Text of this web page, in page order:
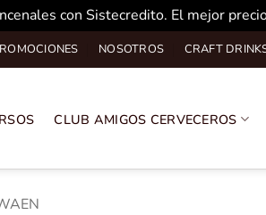
con Sistecredito. El mejor
NOSOTROS CRAFT
CLUB AMIGOS CERVECEROS